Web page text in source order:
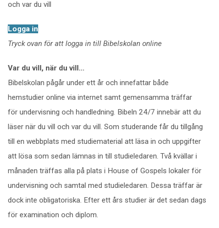
och var du vill
Logga in
Tryck ovan för att logga in till Bibelskolan online
Var du vill, när du vill…
Bibelskolan pågår under ett år och innefattar både
hemstudier online via internet samt gemensamma träffar
för undervisning och handledning. Bibeln 24/7 innebär att du
läser när du vill och var du vill. Som studerande får du tillgång
till en webbplats med studiematerial att läsa in och uppgifter
att lösa som sedan lämnas in till studieledaren. Två kvällar i
månaden träffas alla på plats i House of Gospels lokaler för
undervisning och samtal med studieledaren. Dessa träffar är
dock inte obligatoriska. Efter ett års studier är det sedan dags
för examination och diplom.